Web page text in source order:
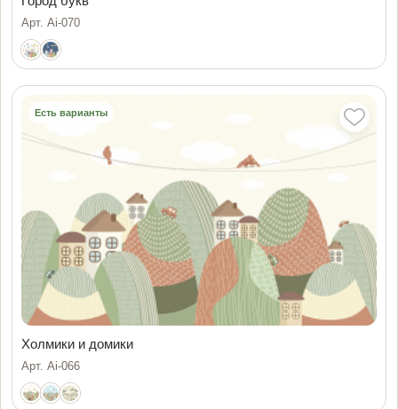
Арт. Ai-070
Есть варианты
Холмики и домики
Арт. Ai-066